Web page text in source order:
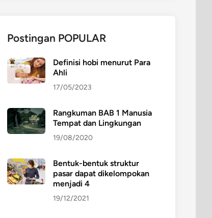
Postingan POPULAR
Definisi hobi menurut Para
Ahli
17/05/2023
Rangkuman BAB 1 Manusia
Tempat dan Lingkungan
19/08/2020
Bentuk-bentuk struktur
pasar dapat dikelompokan
menjadi 4
19/12/2021